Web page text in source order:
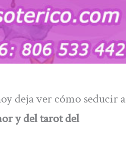
deja ver cómo seducir a
y del tarot del